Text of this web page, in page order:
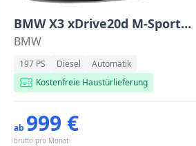
BMW X3 xDrive20d M-Sportpaket
BMW
197 PS Diesel
Automatik
Kostenfreie Haustürlieferung
ab 999 €
brutto pro Monat